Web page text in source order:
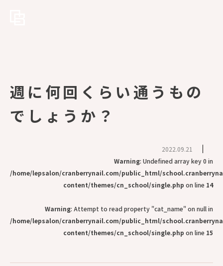
週に何回くらい通うもの
でしょうか？
2022.09.21
Warning: Undefined array key 0 in
/home/lepsalon/cranberrynail.com/public_html/
content/themes/cn_school/single.php on line 14
Warning: Attempt to read property "cat_name" on null in
/home/lepsalon/cranberrynail.com/public_html/
content/themes/cn_school/single.php on line 15